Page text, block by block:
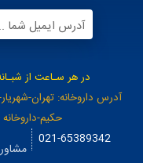
آدرس ایمیل شما
در هر سـاعت از
آدرس داروخانه: تهران-
حکیم-
021-65389342